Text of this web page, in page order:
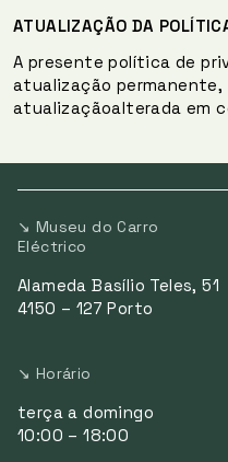
ATUALIZAÇÃO DA
A presente política de
atualização permanente,
atualizaçãoalterada em
↘ Museu do Carro
Eléctrico
Alameda Basílio Teles, 51
4150 – 127 Porto
↘ Horário
terça a domingo
10:00 – 18:00